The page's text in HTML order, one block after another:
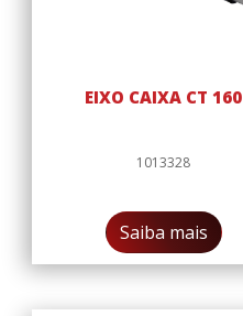
EIXO CAIXA CT 160
1013328
Saiba mais